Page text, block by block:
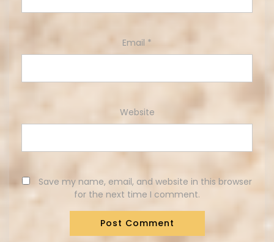
Email *
Website
Save my name, email, and website in this browser
for the next time I comment.